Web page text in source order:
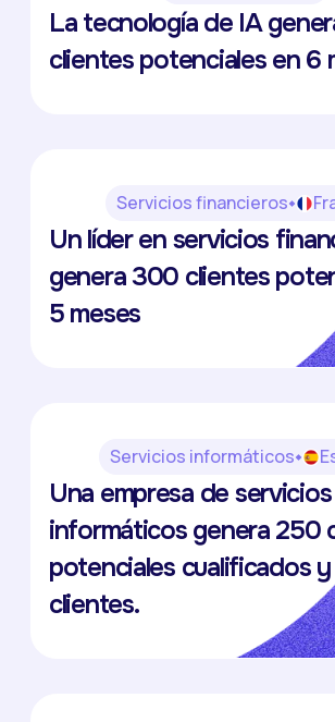
Haidi
Romain Blaser
La tecnología de IA
clientes potenciales en 6
Servicios financieros
Olifan Group
Jean-Dominique Pago
Un líder en servicios
genera 300 clientes
5 meses
Servicios informáticos
Nubosoft
Gonzalo Sainz Trapaga Fernández
Una empresa de servicios
informáticos genera 250
potenciales cualificados
clientes.